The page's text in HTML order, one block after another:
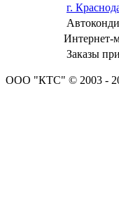
г.
Интернет-
Заказы
ООО "КТС" © 2003 -